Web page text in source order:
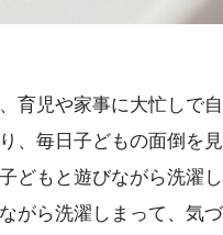
育児や家事に大忙しで
、毎日子どもの面倒を
どもと遊びながら洗濯
がら洗濯しまって、気